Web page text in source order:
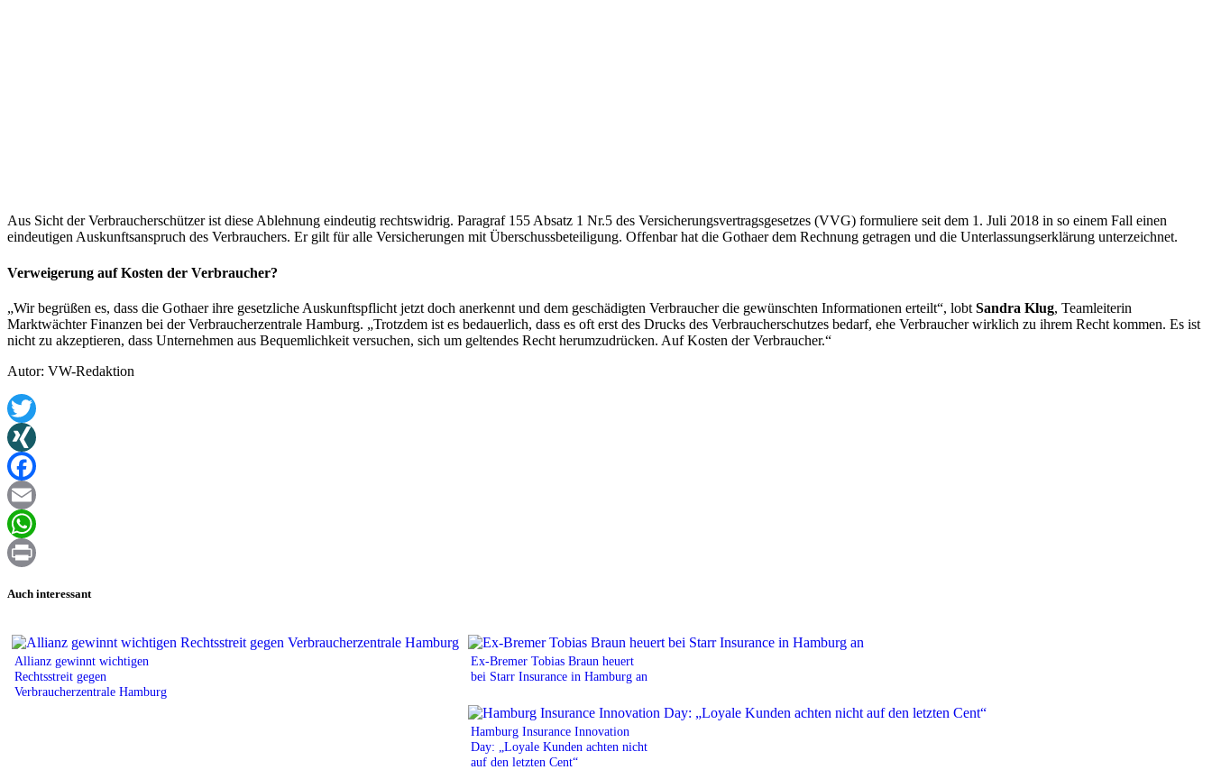
Aus Sicht der Verbraucherschützer ist diese Ablehnung eindeutig rechtswidrig. Paragraf 155 Absatz 1 Nr.5 des Versicherungsvertragsgesetzes (VVG) formuliere seit dem 1. Juli 2018 in so einem Fall einen
eindeutigen Auskunftsanspruch des Verbrauchers. Er gilt für alle Versicherungen mit Überschussbeteiligung. Offenbar hat die Gothaer dem Rechnung getragen und die Unterlassungserklärung unterzeichnet.
Verweigerung auf Kosten der Verbraucher?
„Wir begrüßen es, dass die Gothaer ihre gesetzliche Auskunftspflicht jetzt doch anerkennt und dem geschädigten Verbraucher die gewünschten Informationen erteilt“, lobt Sandra Klug, Teamleiterin
Marktwächter Finanzen bei der Verbraucherzentrale Hamburg. „Trotzdem ist es bedauerlich, dass es oft erst des Drucks des Verbraucherschutzes bedarf, ehe Verbraucher wirklich zu ihrem Recht kommen. Es ist
nicht zu akzeptieren, dass Unternehmen aus Bequemlichkeit versuchen, sich um geltendes Recht herumzudrücken. Auf Kosten der Verbraucher.“
Autor: VW-Redaktion
Twitter
XING
Facebook
Email
WhatsApp
Auch interessant
Allianz gewinnt wichtigen
Rechtsstreit gegen
Verbraucherzentrale Hamburg
Ex-Bremer Tobias Braun heuert
bei Starr Insurance in Hamburg an
Hamburg Insurance Innovation
Day: „Loyale Kunden achten nicht
auf den letzten Cent“